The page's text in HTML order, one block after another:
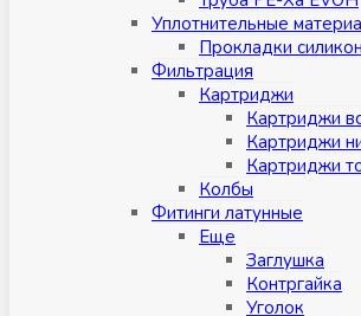
Уплотнительные
Прокладки
Фильтрация
Картриджи
Картриджи
Картриджи
Картриджи
Колбы
Фитинги латунные
Eщe
Заглушка
Контргайка
Уголок